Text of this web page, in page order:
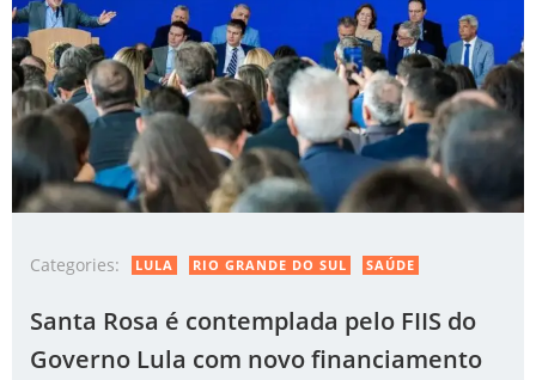
Categories: LULA RIO GRANDE DO SUL SAÚDE
Santa Rosa é contemplada pelo FIIS do
Governo Lula com novo financiamento